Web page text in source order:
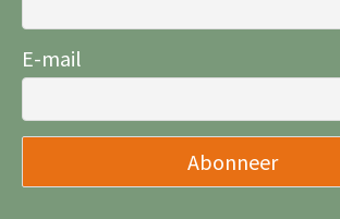
E-mail